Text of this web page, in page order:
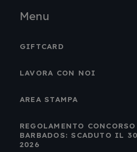
Menu
GIFTCARD
LAVORA CON NOI
AREA STAMPA
REGOLAMENTO
BARBADOS: SCADUTO IL
2026